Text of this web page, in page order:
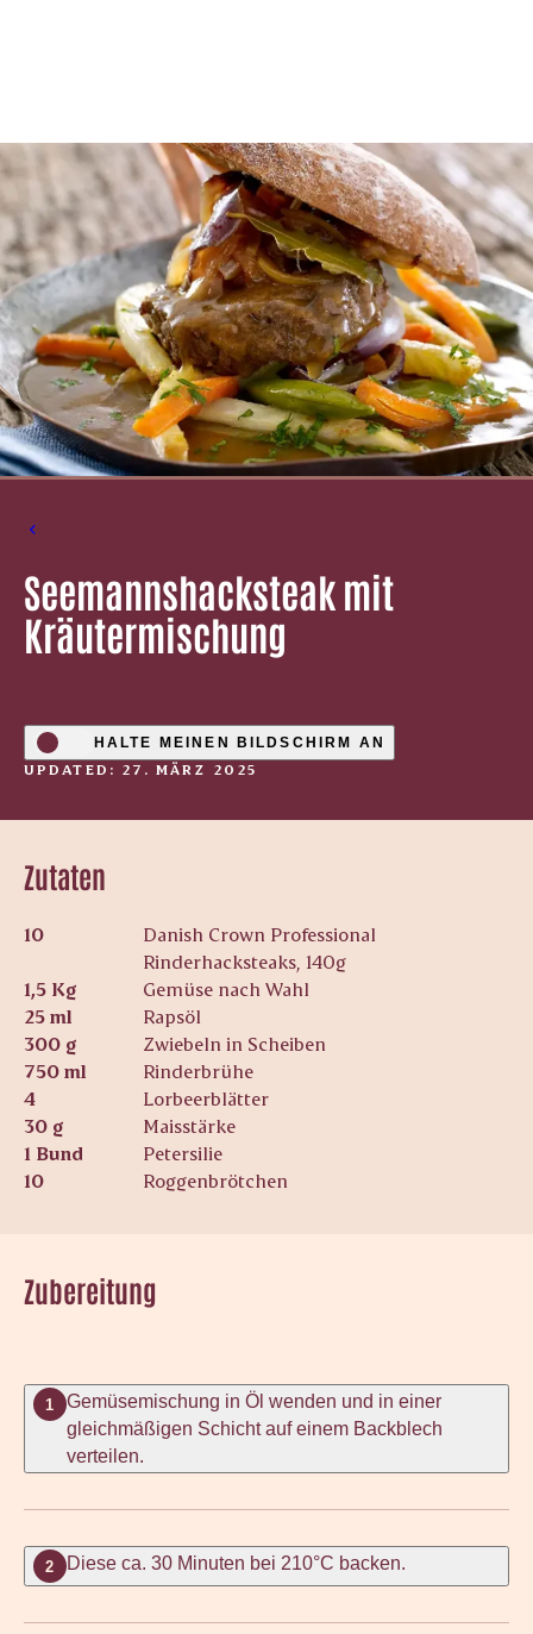
Seemannshacksteak mit
Kräutermischung
HALTE MEINEN BILDSCHIRM AN
UPDATED: 27. MÄRZ 2025
Zutaten
10
Danish Crown Professional
Rinderhacksteaks, 140g
1,5 Kg
Gemüse nach Wahl
25 ml
Rapsöl
300 g
Zwiebeln in Scheiben
750 ml
Rinderbrühe
4
Lorbeerblätter
30 g
Maisstärke
1 Bund
Petersilie
10
Roggenbrötchen
Zubereitung
1
Gemüsemischung in Öl wenden und in einer
gleichmäßigen Schicht auf einem Backblech
verteilen.
2 Diese ca. 30 Minuten bei 210°C backen.